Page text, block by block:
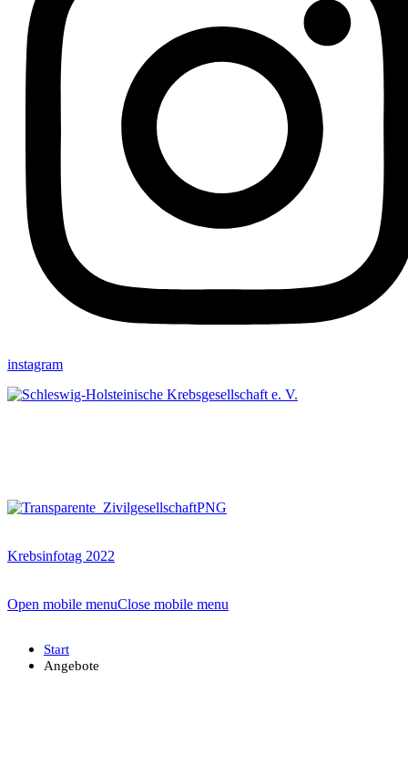
instagram
Krebsinfotag 2022
Open mobile menuClose mobile menu
Start
Angebote